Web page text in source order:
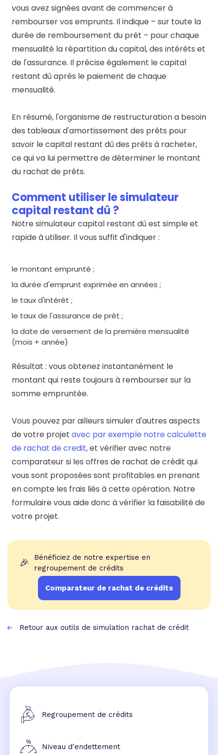
vous avez signées avant de commencer à
rembourser vos emprunts. Il indique – sur toute la
durée de remboursement du prêt – pour chaque
mensualité la répartition du capital, des intérêts et
de l'assurance. Il précise également le capital
restant dû après le paiement de chaque
mensualité.
En résumé, l'organisme de restructuration a besoin
des tableaux d'amortissement des prêts pour
savoir le capital restant dû des prêts à racheter,
ce qui va lui permettre de déterminer le montant
du rachat de prêts.
Comment utiliser le simulateur
capital restant dû ?
Notre simulateur capital restant dû est simple et
rapide à utiliser. Il vous suffit d'indiquer :
le montant emprunté ;
la durée d'emprunt exprimée en années ;
le taux d'intérêt ;
le taux de l'assurance de prêt ;
la date de versement de la première mensualité
(mois + année)
Résultat : vous obtenez instantanément le
montant qui reste toujours à rembourser sur la
somme empruntée.
Vous pouvez par ailleurs simuler d'autres aspects
de votre projet avec par exemple notre calculette
de rachat de credit, et vérifier avec notre
comparateur si les offres de rachat de crédit qui
vous sont proposées sont profitables en prenant
en compte les frais liés à cette opération. Notre
formulaire vous aide donc à vérifier la faisabilité de
votre projet.
🎉
Bénéficiez de notre expertise en
regroupement de crédits
Comparateur de rachat de crédits
Retour aux outils de simulation rachat de crédit
Regroupement de crédits
Niveau d'endettement